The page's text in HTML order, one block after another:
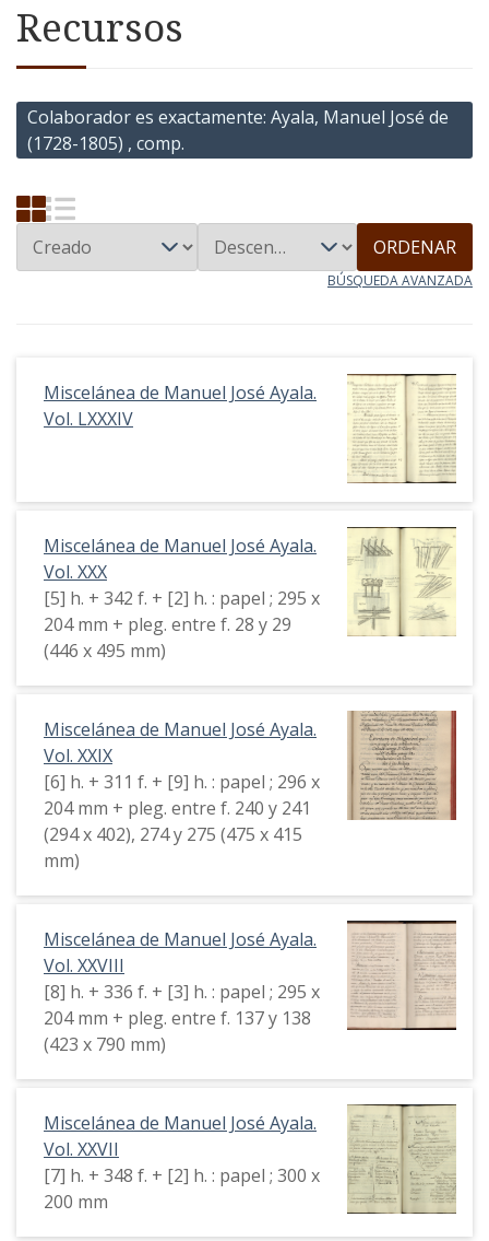
Recursos
Colaborador es exactamente Ayala, Manuel José de
(1728-1805) , comp.
ORDENAR
BÚSQUEDA AVANZADA
Miscelánea de Manuel José Ayala.
Vol. LXXXIV
Miscelánea de Manuel José Ayala.
Vol. XXX
[5] h. + 342 f. + [2] h. : papel ; 295 x
204 mm + pleg. entre f. 28 y 29
(446 x 495 mm)
Miscelánea de Manuel José Ayala.
Vol. XXIX
[6] h. + 311 f. + [9] h. : papel ; 296 x
204 mm + pleg. entre f. 240 y 241
(294 x 402), 274 y 275 (475 x 415
mm)
Miscelánea de Manuel José Ayala.
Vol. XXVIII
[8] h. + 336 f. + [3] h. : papel ; 295 x
204 mm + pleg. entre f. 137 y 138
(423 x 790 mm)
Miscelánea de Manuel José Ayala.
Vol. XXVII
[7] h. + 348 f. + [2] h. : papel ; 300 x
200 mm